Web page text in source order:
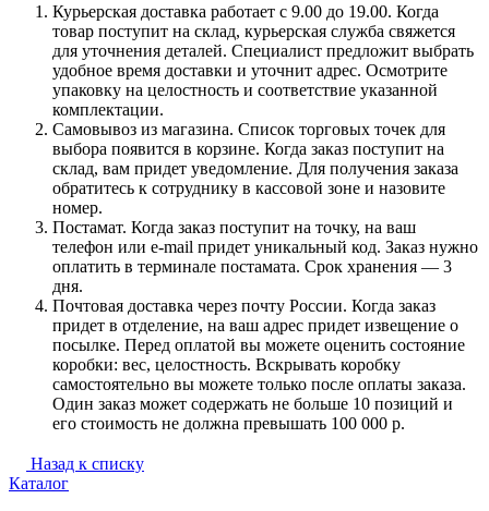
Курьерская доставка работает с 9.00 до 19.00. Когда
товар поступит на склад, курьерская служба свяжется
для уточнения деталей. Специалист предложит выбрать
удобное время доставки и уточнит адрес. Осмотрите
упаковку на целостность и соответствие указанной
комплектации.
Самовывоз из магазина. Список торговых точек для
выбора появится в корзине. Когда заказ поступит на
склад, вам придет уведомление. Для получения заказа
обратитесь к сотруднику в кассовой зоне и назовите
номер.
Постамат. Когда заказ поступит на точку, на ваш
телефон или e-mail придет уникальный код. Заказ нужно
оплатить в терминале постамата. Срок хранения — 3
дня.
Почтовая доставка через почту России. Когда заказ
придет в отделение, на ваш адрес придет извещение о
посылке. Перед оплатой вы можете оценить состояние
коробки: вес, целостность. Вскрывать коробку
самостоятельно вы можете только после оплаты заказа.
Один заказ может содержать не больше 10 позиций и
его стоимость не должна превышать 100 000 р.
Назад к списку
Каталог